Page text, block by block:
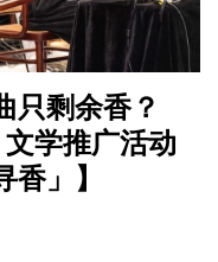
只剩余香？
文学推广活动
」】